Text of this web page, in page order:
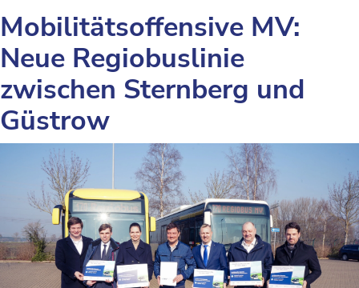
Mobilitätsoffensive MV:
Neue Regiobuslinie
zwischen Sternberg und
Güstrow